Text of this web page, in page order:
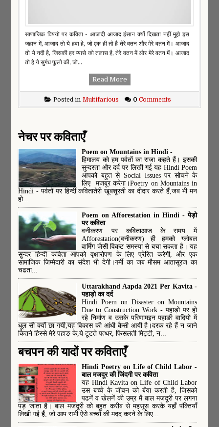
साणाजिक विषयो पर कविता - आजादी आजाद इंसान क्यों दिखता नहीं मुझे इस
जहान में, आजाद तो ये हवा हे, जो एक ही तो है तेरे वतन और मेरे वतन में। आजाद
तो ये नदी है, जिसकी हर प्यासे को तलास है, तेरे वतन में और मेरे वतन में। आजाद
तो हे ये सुगंध फूलो की, जो...
Read More
Posted in Multifarious 0 Comments
नेचर पर कविताएँ
Poem on Mountains in Hindi -
हिमालय को हम पर्वतों का राजा कहते हैं। इसकी
सुन्दरता और दर्द पर लिखी गई यह Hindi Poem
आपको बहुत से Social Issues पर सोचने के
लिए मजबूर करेगा।Poetry on Mountains in
Hindi - पर्वतों पर हिन्दी कवितातेरी खूबशूरती का दीदार करते हैं,जब भी मन
हो...
Poem on Afforestation in Hindi - पेड़ो
पर कविता
वनीकरण पर कविताआज के समय में
Afforestation(वनीकरण) ही हमको ग्लोबल
वार्मिंग जैसी विकट समस्या से बचा सकता है। यह
सुन्दर हिन्दी कविता आपको वृक्षारोपण के लिए प्रेरित करेगी, और एक
सामाजिक जिम्मेदारी का संदेश भी देगी।गर्मी का जब मौसम आतासूरज का
चढता...
Uttarakhand Aapda 2021 Per Kavita -
पहाड़ो का दर्द
Hindi Poem on Disaster on Mountains
Due to Construction Work - पहाड़ो पर हो
रहे निर्माण व उसके परिणामइन पहाङी वादियो में
धूल सी क्यों छा गयी,यह विकास की आंधी कैसी आयी है।दरक रहे हैं न जाने
कितने हिस्से मेरे पहाङ के,ये टूटते पत्थर, फिसलती मिट्टी, न...
बचपन की यादों पर कविताएँ
Hindi Poetry on Life of Child Labor -
बाल मजदूर की जिंदगी पर कविता
यह Hindi Kavita on Life of Child Labor
उस बच्चे के जीवन को बँया करती है, जिसको
पढनें व खेलनें की उम्र में बाल मजदूरी पर लगना
पड़ जाता है। बाल मजदूरी को बहुत करीब से महसूस करके यहाँ पंक्तियाँ
लिखी गई हैं, जो आप सभी ऐसे बच्चों की मदद करने के लिए...